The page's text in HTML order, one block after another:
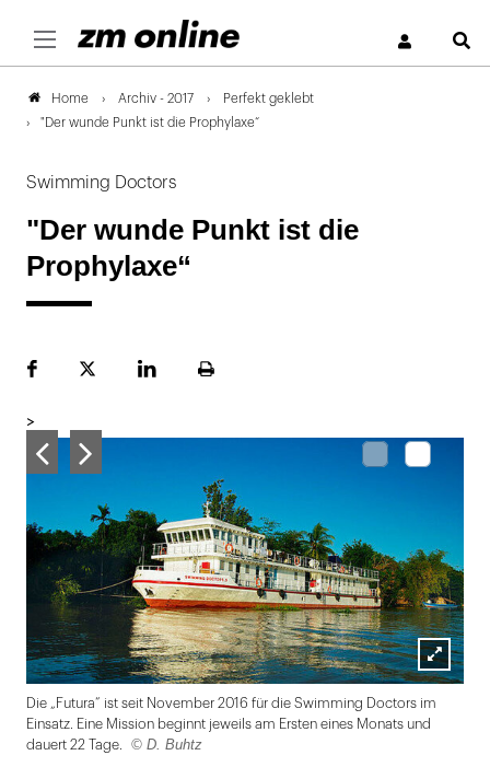
Home Archiv - 2017
Perfekt geklebt
"Der wunde Punkt ist die Prophylaxe“
Swimming Doctors
"Der wunde Punkt ist die
Prophylaxe“
FacebookPlattformLinekdInSeite
>
Lightbox
öffnen
Die „Futura“ ist seit November 2016 für die Swimming Doctors im
Einsatz. Eine Mission beginnt jeweils am Ersten eines Monats und
dauert 22 Tage.
© D. Buhtz